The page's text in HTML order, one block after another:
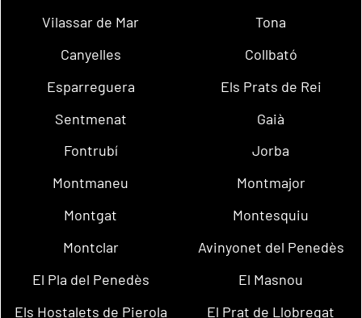
Vilassar de Mar
Tona
Canyelles
Collbató
Esparreguera
Els Prats de Rei
Sentmenat
Gaià
Fontrubí
Jorba
Montmaneu
Montmajor
Montgat
Montesquiu
Montclar
Avinyonet del Penedès
El Pla del Penedès
El Masnou
Els Hostalets de Pierola
El Prat de Llobregat